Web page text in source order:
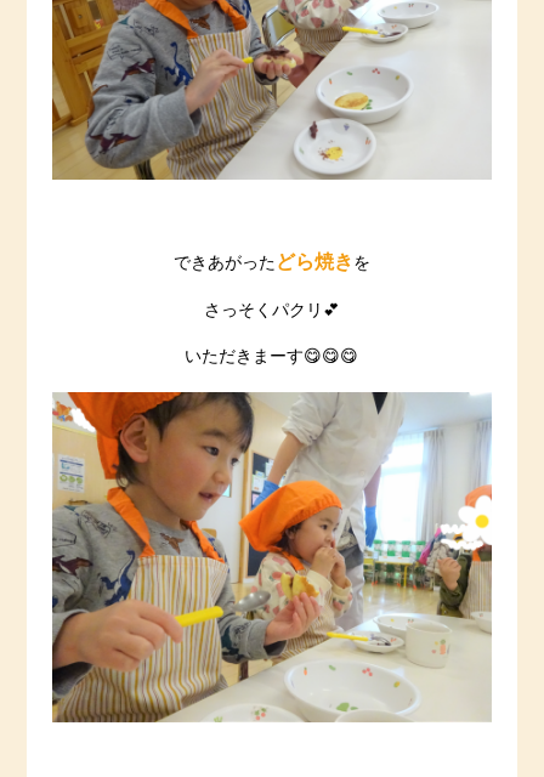
できあがった どら焼き を
さっそくパクリ💕
いただきまーす😋😋😋